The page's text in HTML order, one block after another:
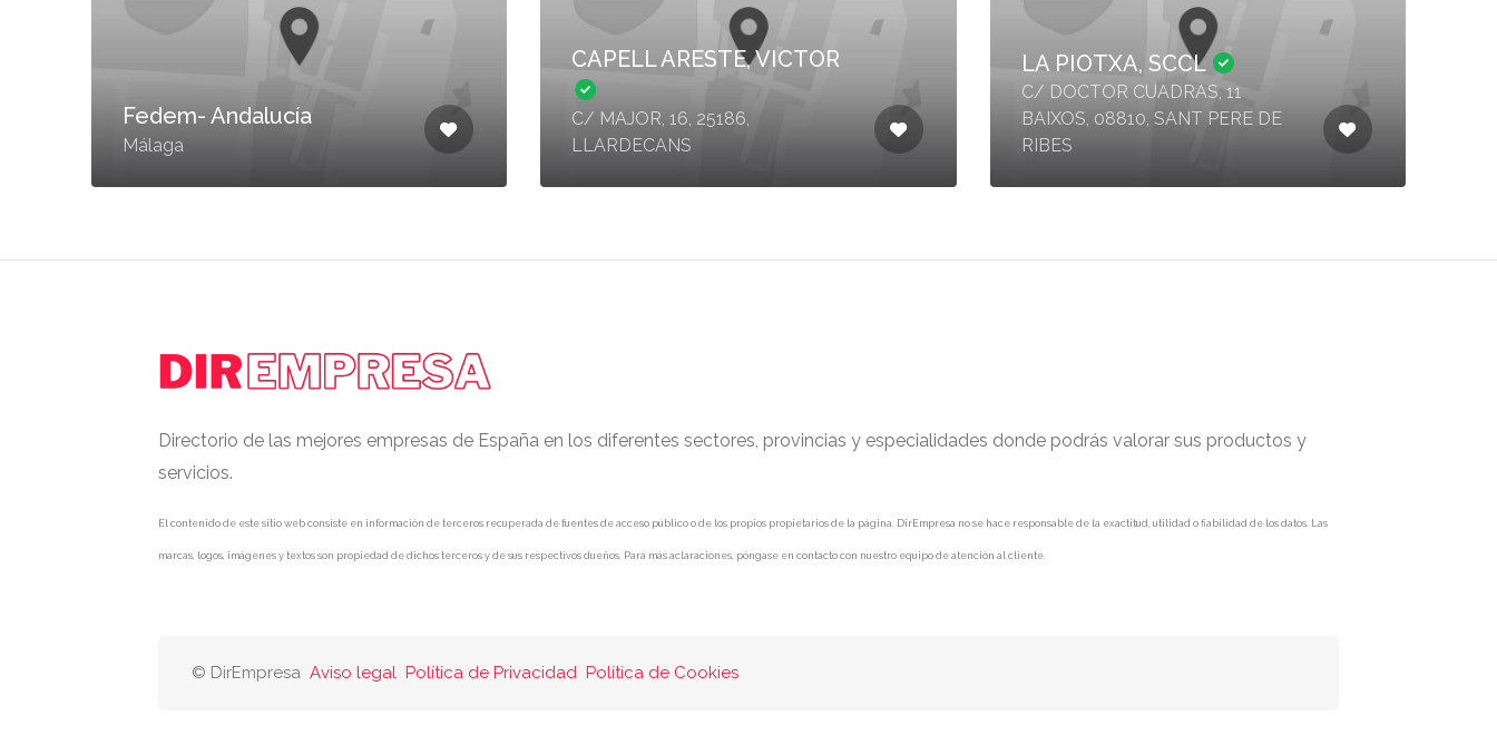
Fedem- Andalucía
Málaga
CAPELL ARESTE, VICTOR
C/ MAJOR, 16, 25186,
LLARDECANS
LA PIOTXA, SCCL
C/ DOCTOR CUADRAS, 11
BAIXOS, 08810, SANT PERE DE
RIBES
Directorio de las mejores empresas de España en los diferentes sectores, provincias y especialidades donde podrás valorar sus productos y
servicios.
El contenido de este sitio web consiste en información de terceros recuperada de fuentes de acceso público o de los propios propietarios de la página. DirEmpresa no se hace responsable de la exactitud, utilidad o fiabilidad de los datos. Las
marcas, logos, imágenes y textos son propiedad de dichos terceros y de sus respectivos dueños. Para más aclaraciones, póngase en contacto con nuestro equipo de atención al cliente.
© DirEmpresa Aviso legal Política de Privacidad Política de Cookies